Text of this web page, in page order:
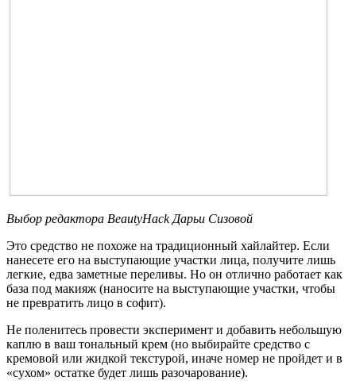
Выбор редактора BeautyHack Дарьи Сизовой
Это средство не похоже на традиционный хайлайтер. Если
нанесете его на выступающие участки лица, получите лишь
легкие, едва заметные переливы. Но он отлично работает как
база под макияж (наносите на выступающие участки, чтобы
не превратить лицо в софит).
Не поленитесь провести эксперимент и добавить небольшую
каплю в ваш тональный крем (но выбирайте средство с
кремовой или жидкой текстурой, иначе номер не пройдет и в
«сухом» остатке будет лишь разочарование).